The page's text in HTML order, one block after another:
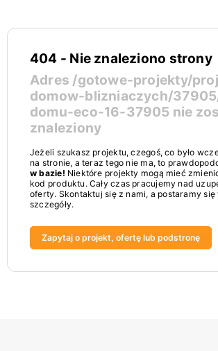
404 - Nie znaleziono strony
Adres /gotowe-projekty/
domow-blizniaczych/
domu-eco-16-37905 nie
znaleziony
Jeżeli szukasz projektu, czegoś, co było
na stronie, a teraz tego nie ma, to
w bazie! Niektóre projekty mogą mieć
kod produktu. Cały czas pracujemy nad
oferty. Skontaktuj się z nami, a postaramy się
szczegóły.
Zapytaj o projekt, ofertę lub podstronę